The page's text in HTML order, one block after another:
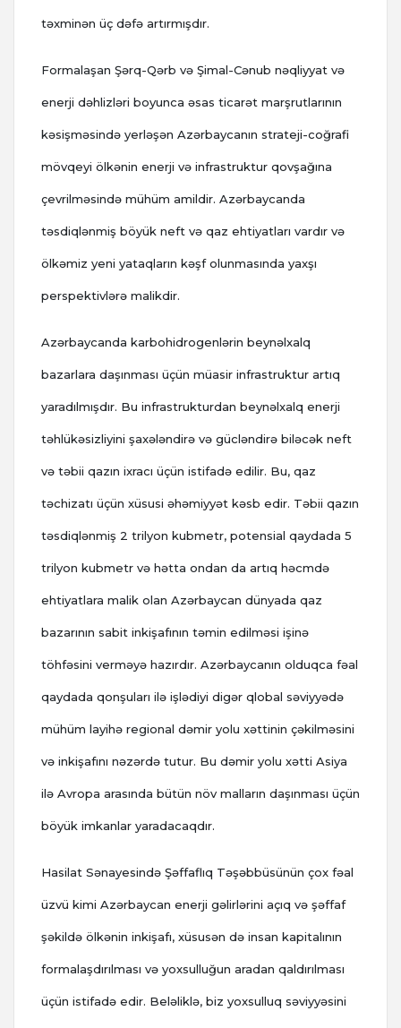
təxminən üç dəfə artırmışdır.
Formalaşan Şərq-Qərb və Şimal-Cənub nəqliyyat və
enerji dəhlizləri boyunca əsas ticarət marşrutlarının
kəsişməsində yerləşən Azərbaycanın strateji-coğrafi
mövqeyi ölkənin enerji və infrastruktur qovşağına
çevrilməsində mühüm amildir. Azərbaycanda
təsdiqlənmiş böyük neft və qaz ehtiyatları vardır və
ölkəmiz yeni yataqların kəşf olunmasında yaxşı
perspektivlərə malikdir.
Azərbaycanda karbohidrogenlərin beynəlxalq
bazarlara daşınması üçün müasir infrastruktur artıq
yaradılmışdır. Bu infrastrukturdan beynəlxalq enerji
təhlükəsizliyini şaxələndirə və gücləndirə biləcək neft
və təbii qazın ixracı üçün istifadə edilir. Bu, qaz
təchizatı üçün xüsusi əhəmiyyət kəsb edir. Təbii qazın
təsdiqlənmiş 2 trilyon kubmetr, potensial qaydada 5
trilyon kubmetr və hətta ondan da artıq həcmdə
ehtiyatlara malik olan Azərbaycan dünyada qaz
bazarının sabit inkişafının təmin edilməsi işinə
töhfəsini verməyə hazırdır. Azərbaycanın olduqca fəal
qaydada qonşuları ilə işlədiyi digər qlobal səviyyədə
mühüm layihə regional dəmir yolu xəttinin çəkilməsini
və inkişafını nəzərdə tutur. Bu dəmir yolu xətti Asiya
ilə Avropa arasında bütün növ malların daşınması üçün
böyük imkanlar yaradacaqdır.
Hasilat Sənayesində Şəffaflıq Təşəbbüsünün çox fəal
üzvü kimi Azərbaycan enerji gəlirlərini açıq və şəffaf
şəkildə ölkənin inkişafı, xüsusən də insan kapitalının
formalaşdırılması və yoxsulluğun aradan qaldırılması
üçün istifadə edir. Beləliklə, biz yoxsulluq səviyyəsini